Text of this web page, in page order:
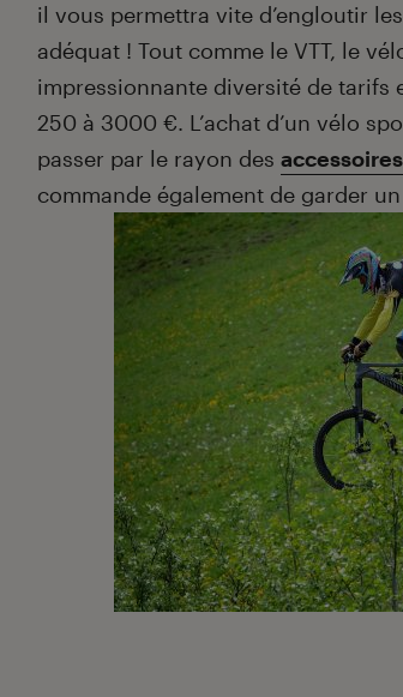
il vous permettra vite d’engloutir
adéquat ! Tout comme le VTT, le
impressionnante diversité de tarifs
250 à 3000 €. L’achat d’un vélo
passer par le rayon des
commande également de garder